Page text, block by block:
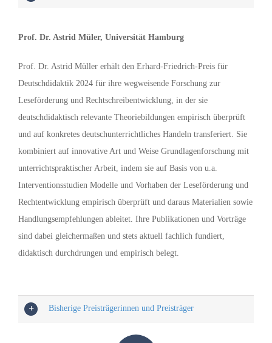
Prof. Dr. Astrid Müler, Universität Hamburg
Prof. Dr. Astrid Müller erhält den Erhard-Friedrich-Preis für
Deutschdidaktik 2024 für ihre wegweisende Forschung zur
Leseförderung und Rechtschreibentwicklung, in der sie
deutschdidaktisch relevante Theoriebildungen empirisch überprüft
und auf konkretes deutschunterrichtliches Handeln transferiert. Sie
kombiniert auf innovative Art und Weise Grundlagenforschung mit
unterrichtspraktischer Arbeit, indem sie auf Basis von u.a.
Interventionsstudien Modelle und Vorhaben der Leseförderung und
Rechtentwicklung empirisch überprüft und daraus Materialien sowie
Handlungsempfehlungen ableitet. Ihre Publikationen und Vorträge
sind dabei gleichermaßen und stets aktuell fachlich fundiert,
didaktisch durchdrungen und empirisch belegt.
Bisherige Preisträgerinnen und Preisträger